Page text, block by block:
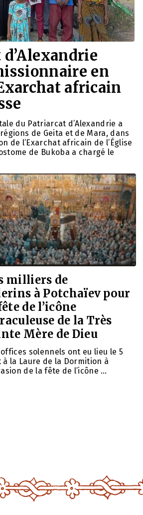
en
africain
du Patriarcat d’Alexandrie a
de Geita et de Mara, dans
de l’Exarchat africain de l’Église
de Bukoba a chargé le
milliers de
à Potchaïev pour
de l’icône
de la Très
Mère de Dieu
offices solennels ont eu lieu le 5
à la Laure de la Dormition à
de la fête de l’icône …